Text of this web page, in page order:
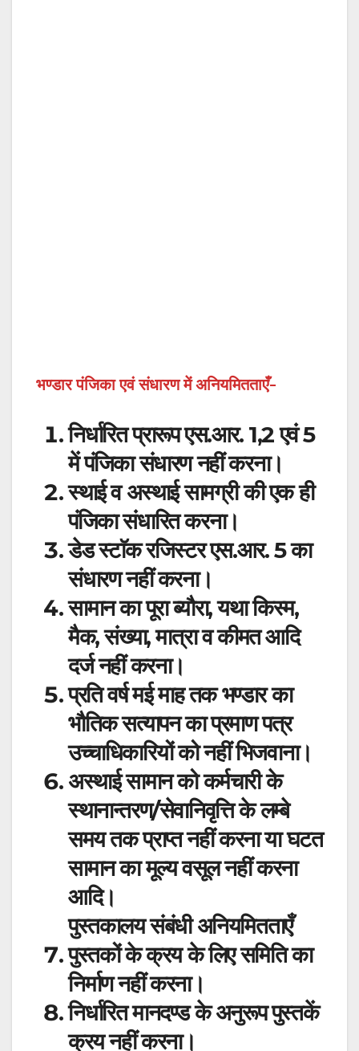
भण्डार पंजिका एवं संधारण में अनियमितताएँ-
निर्धारित प्रारूप एस.आर. 1,2 एवं 5
में पंजिका संधारण नहीं करना।
स्थाई व अस्थाई सामग्री की एक ही
पंजिका संधारित करना।
डेड स्टाॅक रजिस्टर एस.आर. 5 का
संधारण नहीं करना।
सामान का पूरा ब्यौरा, यथा किस्म,
मैक, संख्या, मात्रा व कीमत आदि
दर्ज नहीं करना।
प्रति वर्ष मई माह तक भण्डार का
भौतिक सत्यापन का प्रमाण पत्र
उच्चाधिकारियों को नहीं भिजवाना।
अस्थाई सामान को कर्मचारी के
स्थानान्तरण/सेवानिवृत्ति के लम्बे
समय तक प्राप्त नहीं करना या घटत
सामान का मूल्य वसूल नहीं करना
आदि।
पुस्तकालय संबंधी अनियमितताएँ
पुस्तकों के क्रय के लिए समिति का
निर्माण नहीं करना।
निर्धारित मानदण्ड के अनुरूप पुस्तकें
क्रय नहीं करना।